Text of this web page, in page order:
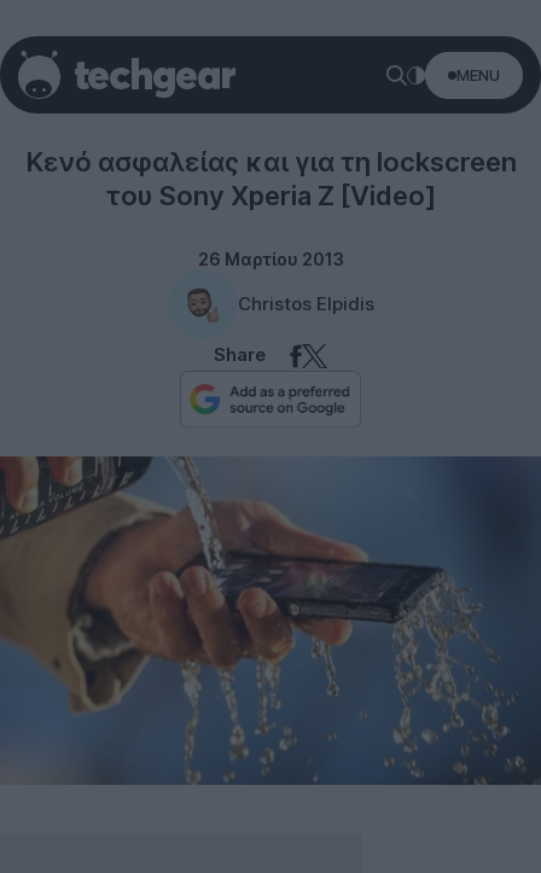
MENU
Κενό ασφαλείας και για τη lockscreen
του Sony Xperia Z [Video]
26 Μαρτίου 2013
Christos Elpidis
Share